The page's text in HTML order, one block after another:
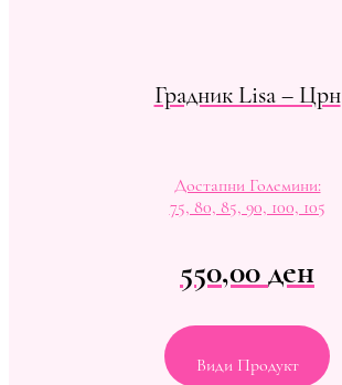
Градник Lisa – Црн
Достапни Големини:
75, 80, 85, 90, 100, 105
550,00ден
Види Продукт